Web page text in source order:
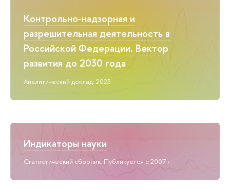
Контрольно-надзорная и
разрешительная деятельность в
Российской Федерации. Вектор
развития до 2030 года
Аналитический доклад. 2023
Индикаторы науки
Статистический сборник. Публикуется с 2007 г.